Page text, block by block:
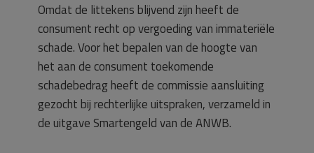
Omdat de littekens blijvend zijn heeft de
consument recht op vergoeding van immateriële
schade. Voor het bepalen van de hoogte van
het aan de consument toekomende
schadebedrag heeft de commissie aansluiting
gezocht bij rechterlijke uitspraken, verzameld in
de uitgave Smartengeld van de ANWB.